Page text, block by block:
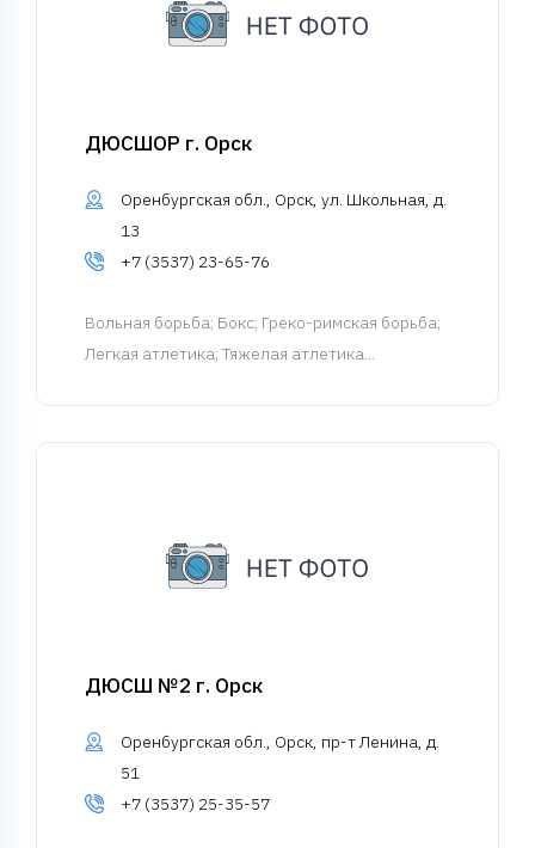
ДЮСШОР г. Орск
Оренбургская обл., Орск, ул. Школьная, д.
13
+7 (3537) 23-65-76
Вольная борьба; Бокс; Греко-римская борьба;
Легкая атлетика; Тяжелая атлетика...
ДЮСШ №2 г. Орск
Оренбургская обл., Орск, пр-т Ленина, д.
51
+7 (3537) 25-35-57